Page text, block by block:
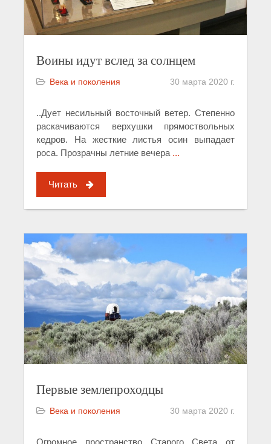
Воины идут вслед за солнцем
Века и поколения 30 марта 2020 г.
..Дует несильный восточный ветер. Степенно
раскачиваются верхушки прямоствольных
кедров. На жесткие листья осин выпадает
роса. Прозрачны летние вечера ...
Читать
Первые землепроходцы
Века и поколения 30 марта 2020 г.